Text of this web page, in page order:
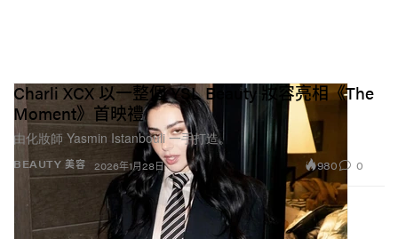
BEAUTY 美容
Charli XCX 以一整個 YSL Beauty 妝容亮相《The
Moment》首映禮
由化妝師 Yasmin Istanbouli 一手打造。
2026年1月28日 980 0